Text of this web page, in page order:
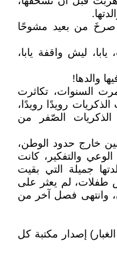
صرخَ من بعيد مشوحًا
ليش واقفة يابا،
والدها!
السنوات، تكاثرت
رويدًا رويدًا،
الصّفر من
خارج حدود الوطن،
والتفكير، كانت
جميلة التي بقيت
طفلات، لم يعثر على
وانتهى فصل آخر من
إصدار مكتبة كل